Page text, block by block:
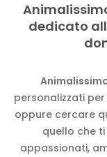
dedicato
personalizzati
oppure cercare
quello che
appassionati,